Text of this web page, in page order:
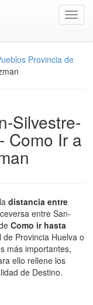
Provincia de
Silvestre-
Como Ir a
distancia entre
entre San-
Como ir hasta
Provincia Huelva o
más importantes,
ello rellene los
de Destino.